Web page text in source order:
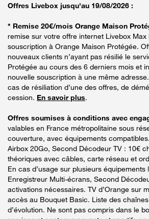
Offres Livebox jusqu'au 19/08/2026 :
* Remise 20€/mois Orange Maison
remise sur votre offre internet Livebox
souscription à Orange Maison Protégée.
nouveaux clients n’ayant pas résilié le
Protégée au cours des 6 derniers mois et
nouvelle souscription à une même
cas de résiliation d’une des offres, de
cession. En savoir plus.
Offres soumises à conditions avec
valables en France métropolitaine sous
couverture, avec équipements
Airbox 20Go, Second Décodeur TV : 10€
théoriques avec câbles, carte réseau et
En cas d’usage sur plusieurs équipements
Enregistreur Multi-écrans, Second
activations nécessaires. TV d’Orange sur
accès au Bouquet Basic. Liste des
d’évolution. Ne sont pas compris dans le